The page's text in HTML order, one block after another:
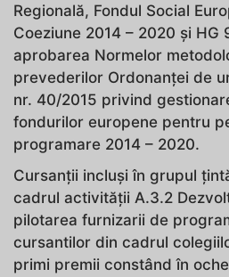
Regională, Fondul Social
Coeziune 2014 – 2020 și HG
aprobarea Normelor
prevederilor Ordonanței de
nr. 40/2015 privind
fondurilor europene pentru
programare 2014 – 2020.
Cursanții incluși în grupul
cadrul activității A.3.2
pilotarea furnizarii de
cursantilor din cadrul
primi premii constând în